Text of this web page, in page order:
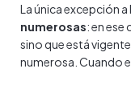
La única excepción
numerosas: en ese
sino que está
numerosa. Cuando